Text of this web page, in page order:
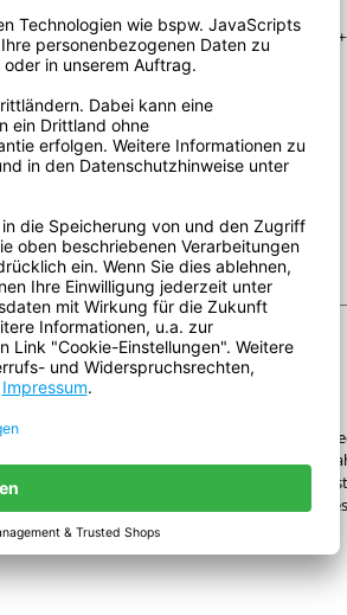
++++ ++++ ++++
+++ +++
++ ++ ++
++ ++ ++
+++ +++ ++
unterworfen. Alle obenstehenden
sind nicht für eine Spezifikation geeignet.
bestimmten Zweck. Der Benutzer selbst
sollten, steht Ihnen unser